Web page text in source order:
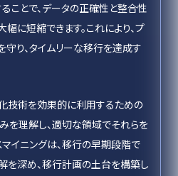
ことで、データの正確性と整合性
に短縮できます。これにより、プ
守り、タイムリーな移行を達成す
技術を効果的に利用するための
を理解し、適切な領域でそれらを
マイニングは、移行の早期段階で
を深め、移行計画の土台を構築し